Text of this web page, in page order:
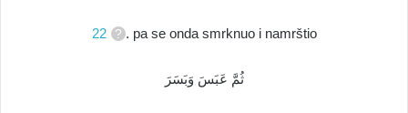
22 . pa se onda smrknuo i namrštio
ثُمَّ عَبَسَ وَبَسَرَ